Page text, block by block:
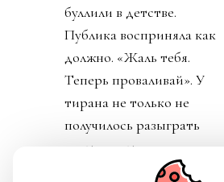
буллили в детстве.
Публика восприняла как
должно. «Жаль тебя.
Теперь проваливай». У
тирана не только не
получилось разыграть
карту жертвы, но и
обнажило тотальный